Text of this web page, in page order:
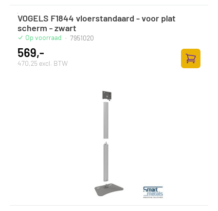
VOGELS F1844 vloerstandaard - voor plat
scherm - zwart
Op voorraad · 7951020
569,-
470,25 excl. BTW